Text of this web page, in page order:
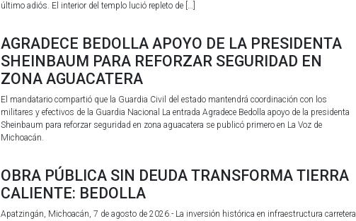
último adiós. El interior del templo lució repleto de […]
AGRADECE BEDOLLA APOYO DE LA PRESIDENTA
SHEINBAUM PARA REFORZAR SEGURIDAD EN
ZONA AGUACATERA
El mandatario compartió que la Guardia Civil del estado mantendrá coordinación con los
militares y efectivos de la Guardia Nacional La entrada Agradece Bedolla apoyo de la presidenta
Sheinbaum para reforzar seguridad en zona aguacatera se publicó primero en La Voz de
Michoacán.
OBRA PÚBLICA SIN DEUDA TRANSFORMA TIERRA
CALIENTE: BEDOLLA
Apatzingán, Michoacán, 7 de agosto de 2026.- La inversión histórica en infraestructura carretera